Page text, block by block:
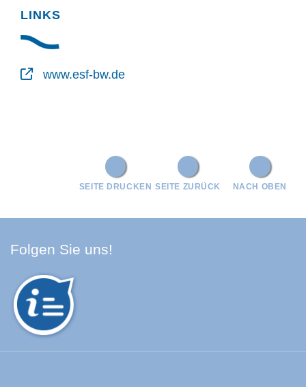
LINKS
www.esf-bw.de
NACH OBEN
SEITE ZURÜCK
SEITE DRUCKEN
Folgen Sie uns!